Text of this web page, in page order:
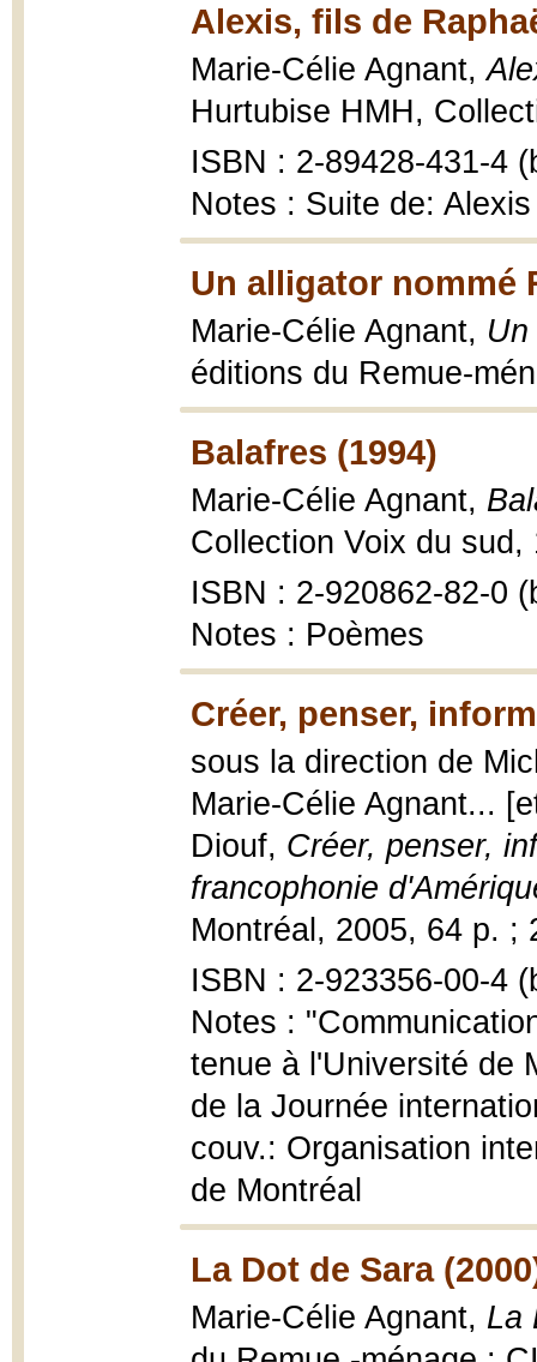
Alexis, fils de
Marie-Célie Agnant,
Hurtubise HMH,
ISBN : 2-89428-431-4
Notes : Suite de:
Un alligator nommé
Marie-Célie Agnant,
éditions du Remue-
Balafres (1994)
Marie-Célie Agnant,
Collection Voix du
ISBN : 2-920862-82-0
Notes : Poèmes
Créer, penser,
sous la direction de
Marie-Célie Agnant...
Diouf, Créer, penser,
francophonie
Montréal, 2005, 64 p. ;
ISBN : 2-923356-00-4
Notes :
tenue à l'Université de
de la Journée
couv.: Organisation
de Montréal
La Dot de Sara
Marie-Célie Agnant, La